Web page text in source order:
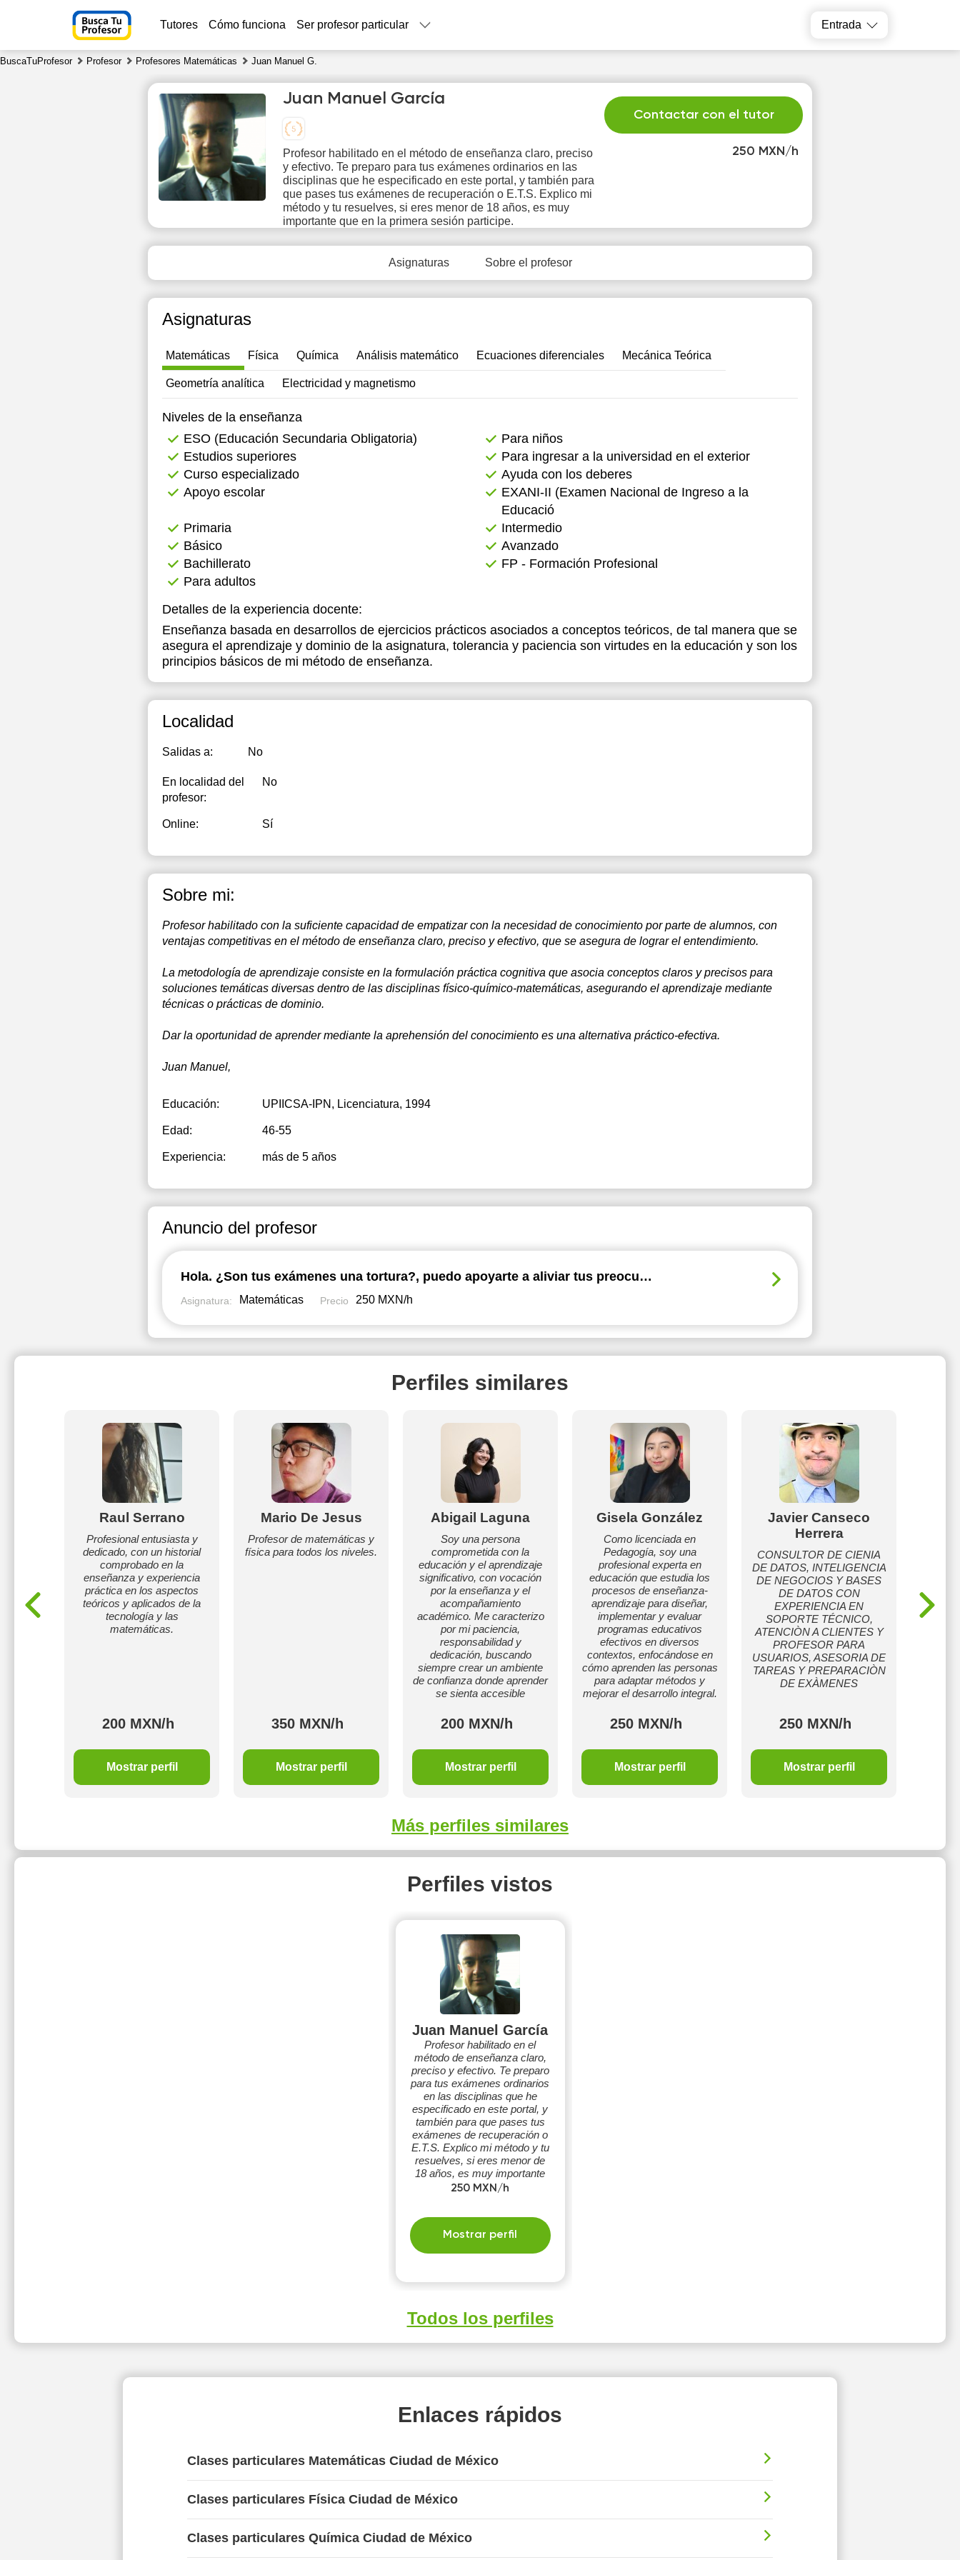
Tutores Cómo funciona Ser profesor particular Entrada
BuscaTuProfesor Profesor Profesores Matemáticas Juan Manuel G.
250 MXN/h
Contactar con el tutor
Juan Manuel García
Profesor habilitado en el método de enseñanza claro, preciso
y efectivo. Te preparo para tus exámenes ordinarios en las
disciplinas que he especificado en este portal, y también para
que pases tus exámenes de recuperación o E.T.S. Explico mi
método y tu resuelves, si eres menor de 18 años, es muy
importante que en la primera sesión participe.
Asignaturas Sobre el profesor
Asignaturas
Matemáticas Física Química Análisis matemático Ecuaciones diferenciales Mecánica Teórica
Geometría analítica Electricidad y magnetismo
Niveles de la enseñanza
ESO (Educación Secundaria Obligatoria)
Para niños
Estudios superiores
Para ingresar a la universidad en el exterior
Curso especializado
Ayuda con los deberes
Apoyo escolar
EXANI-II (Examen Nacional de Ingreso a la
Educació
Primaria
Intermedio
Básico
Avanzado
Bachillerato
FP - Formación Profesional
Para adultos
Detalles de la experiencia docente:
Enseñanza basada en desarrollos de ejercicios prácticos asociados a conceptos teóricos, de tal manera que se
asegura el aprendizaje y dominio de la asignatura, tolerancia y paciencia son virtudes en la educación y son los
principios básicos de mi método de enseñanza.
Localidad
Salidas a: No
En localidad del
profesor:
No
Online: Sí
Sobre mi:
Profesor habilitado con la suficiente capacidad de empatizar con la necesidad de conocimiento por parte de alumnos, con
ventajas competitivas en el método de enseñanza claro, preciso y efectivo, que se asegura de lograr el entendimiento.
La metodología de aprendizaje consiste en la formulación práctica cognitiva que asocia conceptos claros y precisos para
soluciones temáticas diversas dentro de las disciplinas físico-químico-matemáticas, asegurando el aprendizaje mediante
técnicas o prácticas de dominio.
Dar la oportunidad de aprender mediante la aprehensión del conocimiento es una alternativa práctico-efectiva.
Juan Manuel,
Educación: UPIICSA-IPN , Licenciatura, 1994
Edad: 46-55
Experiencia: más de 5 años
Anuncio del profesor
Hola. ¿Son tus exámenes una tortura?, puedo apoyarte a aliviar tus preocupaciones y que pases bien.
Asignatura: Matemáticas Precio 250 MXN/h
Perfiles similares
Raul Serrano
Profesional entusiasta y
dedicado, con un historial
comprobado en la
enseñanza y experiencia
práctica en los aspectos
teóricos y aplicados de la
tecnología y las
matemáticas.
200 MXN/h
Mostrar perfil
Mario De Jesus
Profesor de matemáticas y
física para todos los niveles.
350 MXN/h
Mostrar perfil
Abigail Laguna
Soy una persona
comprometida con la
educación y el aprendizaje
significativo, con vocación
por la enseñanza y el
acompañamiento
académico. Me caracterizo
por mi paciencia,
responsabilidad y
dedicación, buscando
siempre crear un ambiente
de confianza donde aprender
se sienta accesible
200 MXN/h
Mostrar perfil
Gisela González
Como licenciada en
Pedagogía, soy una
profesional experta en
educación que estudia los
procesos de enseñanza-
aprendizaje para diseñar,
implementar y evaluar
programas educativos
efectivos en diversos
contextos, enfocándose en
cómo aprenden las personas
para adaptar métodos y
mejorar el desarrollo integral.
250 MXN/h
Mostrar perfil
Javier Canseco
Herrera
CONSULTOR DE CIENIA
DE DATOS, INTELIGENCIA
DE NEGOCIOS Y BASES
DE DATOS CON
EXPERIENCIA EN
SOPORTE TÉCNICO,
ATENCIÒN A CLIENTES Y
PROFESOR PARA
USUARIOS, ASESORIA DE
TAREAS Y PREPARACIÒN
DE EXÀMENES
250 MXN/h
Mostrar perfil
Más perfiles similares
Perfiles vistos
Juan Manuel García
Profesor habilitado en el
método de enseñanza claro,
preciso y efectivo. Te preparo
para tus exámenes ordinarios
en las disciplinas que he
especificado en este portal, y
también para que pases tus
exámenes de recuperación o
E.T.S. Explico mi método y tu
resuelves, si eres menor de
18 años, es muy importante
que en la primera sesión
250 MXN/h
Mostrar perfil
Todos los perfiles
Enlaces rápidos
Clases particulares Matemáticas Ciudad de México
Clases particulares Física Ciudad de México
Clases particulares Química Ciudad de México
Su
Mo
10
Tu
11
We
12
Th
13
13:00
14:00
14:30
15:00